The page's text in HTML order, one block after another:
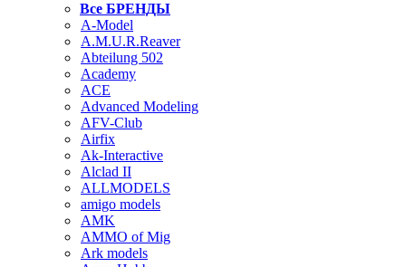
Все БРЕНДЫ
A-Model
A.M.U.R.Reaver
Abteilung 502
Academy
ACE
Advanced Modeling
AFV-Club
Airfix
Ak-Interactive
Alclad II
ALLMODELS
amigo models
AMK
AMMO of Mig
Ark models